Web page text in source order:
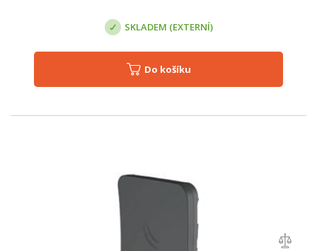
SKLADEM (EXTERNÍ)
Do košíku